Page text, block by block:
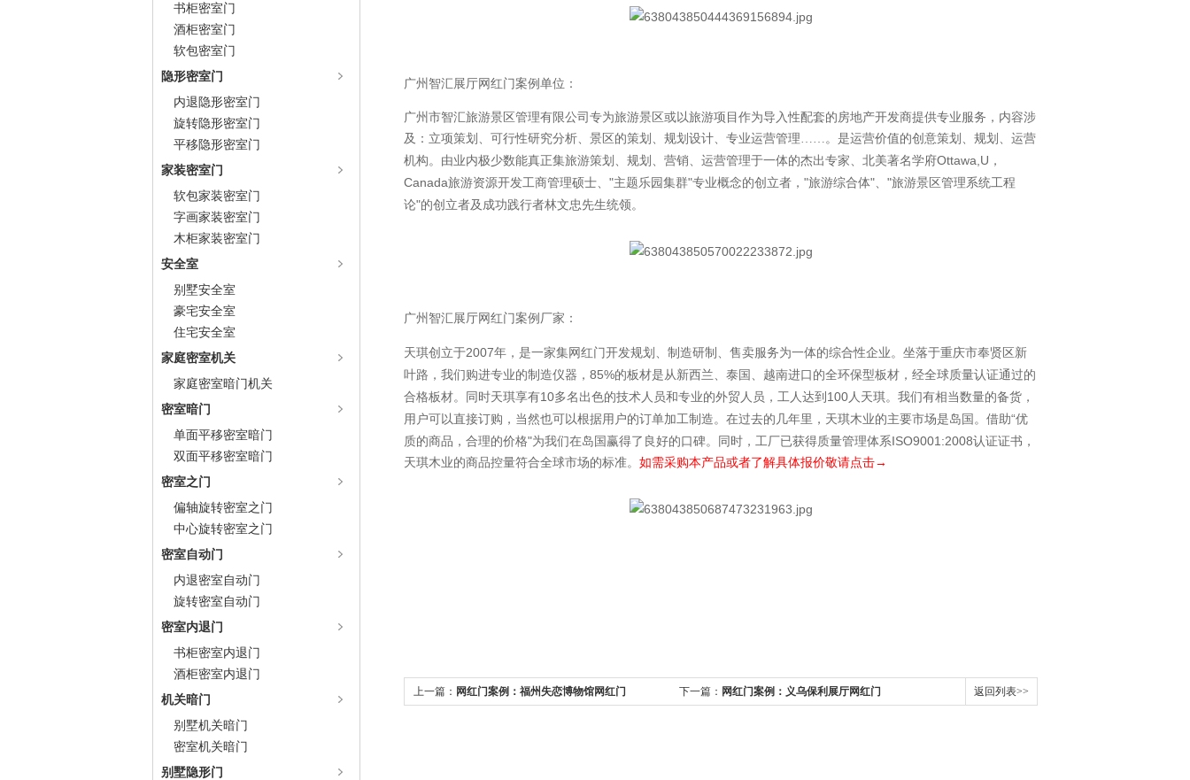
书柜密室门
酒柜密室门
软包密室门
隐形密室门
内退隐形密室门
旋转隐形密室门
平移隐形密室门
家装密室门
软包家装密室门
字画家装密室门
木柜家装密室门
安全室
别墅安全室
豪宅安全室
住宅安全室
家庭密室机关
家庭密室暗门机关
密室暗门
单面平移密室暗门
双面平移密室暗门
密室之门
偏轴旋转密室之门
中心旋转密室之门
密室自动门
内退密室自动门
旋转密室自动门
密室内退门
书柜密室内退门
酒柜密室内退门
机关暗门
别墅机关暗门
密室机关暗门
别墅隐形门
广州智汇展厅网红门案例单位：
广州市智汇旅游景区管理有限公司专为旅游景区或以旅游项目作为导入性配套的房地产开发商提供专业服务，内容涉
及：立项策划、可行性研究分析、景区的策划、规划设计、专业运营管理……。是运营价值的创意策划、规划、运营
机构。由业内极少数能真正集旅游策划、规划、营销、运营管理于一体的杰出专家、北美著名学府Ottawa,U ，
Canada旅游资源开发工商管理硕士、 "主题乐园集群"专业概念的创立者， "旅游综合体"、 "旅游景区管理系统工程
论"的创立者及成功践行者林文忠先生统领。
广州智汇展厅网红门案例厂家：
天琪创立于2007年，是一家集网红门开发规划、制造研制、售卖服务为一体的综合性企业。坐落于重庆市奉贤区新
叶路，我们购进专业的制造仪器， 85%的板材是从新西兰、泰国、越南进口的全环保型板材，经全球质量认证通过的
合格板材。同时天琪享有10多名出色的技术人员和专业的外贸人员，工人达到 100人天琪。我们有相当数量的备货，
用户可以直接订购，当然也可以根据用户的订单加工制造。在过去的几年里，天琪木业的主要市场是岛国。借助“优
质的商品，合理的价格"为我们在岛国赢得了良好的口碑。同时，工厂已获得质量管理体系ISO9001:2008认证证书，
天琪木业的商品控量符合全球市场的标准。 如需采购本产品或者了解具体报价敬请点击→
上一篇： 网红门案例：福州失恋博物馆网红门 下一篇： 网红门案例：义乌保利展厅网红门 返回列表>>